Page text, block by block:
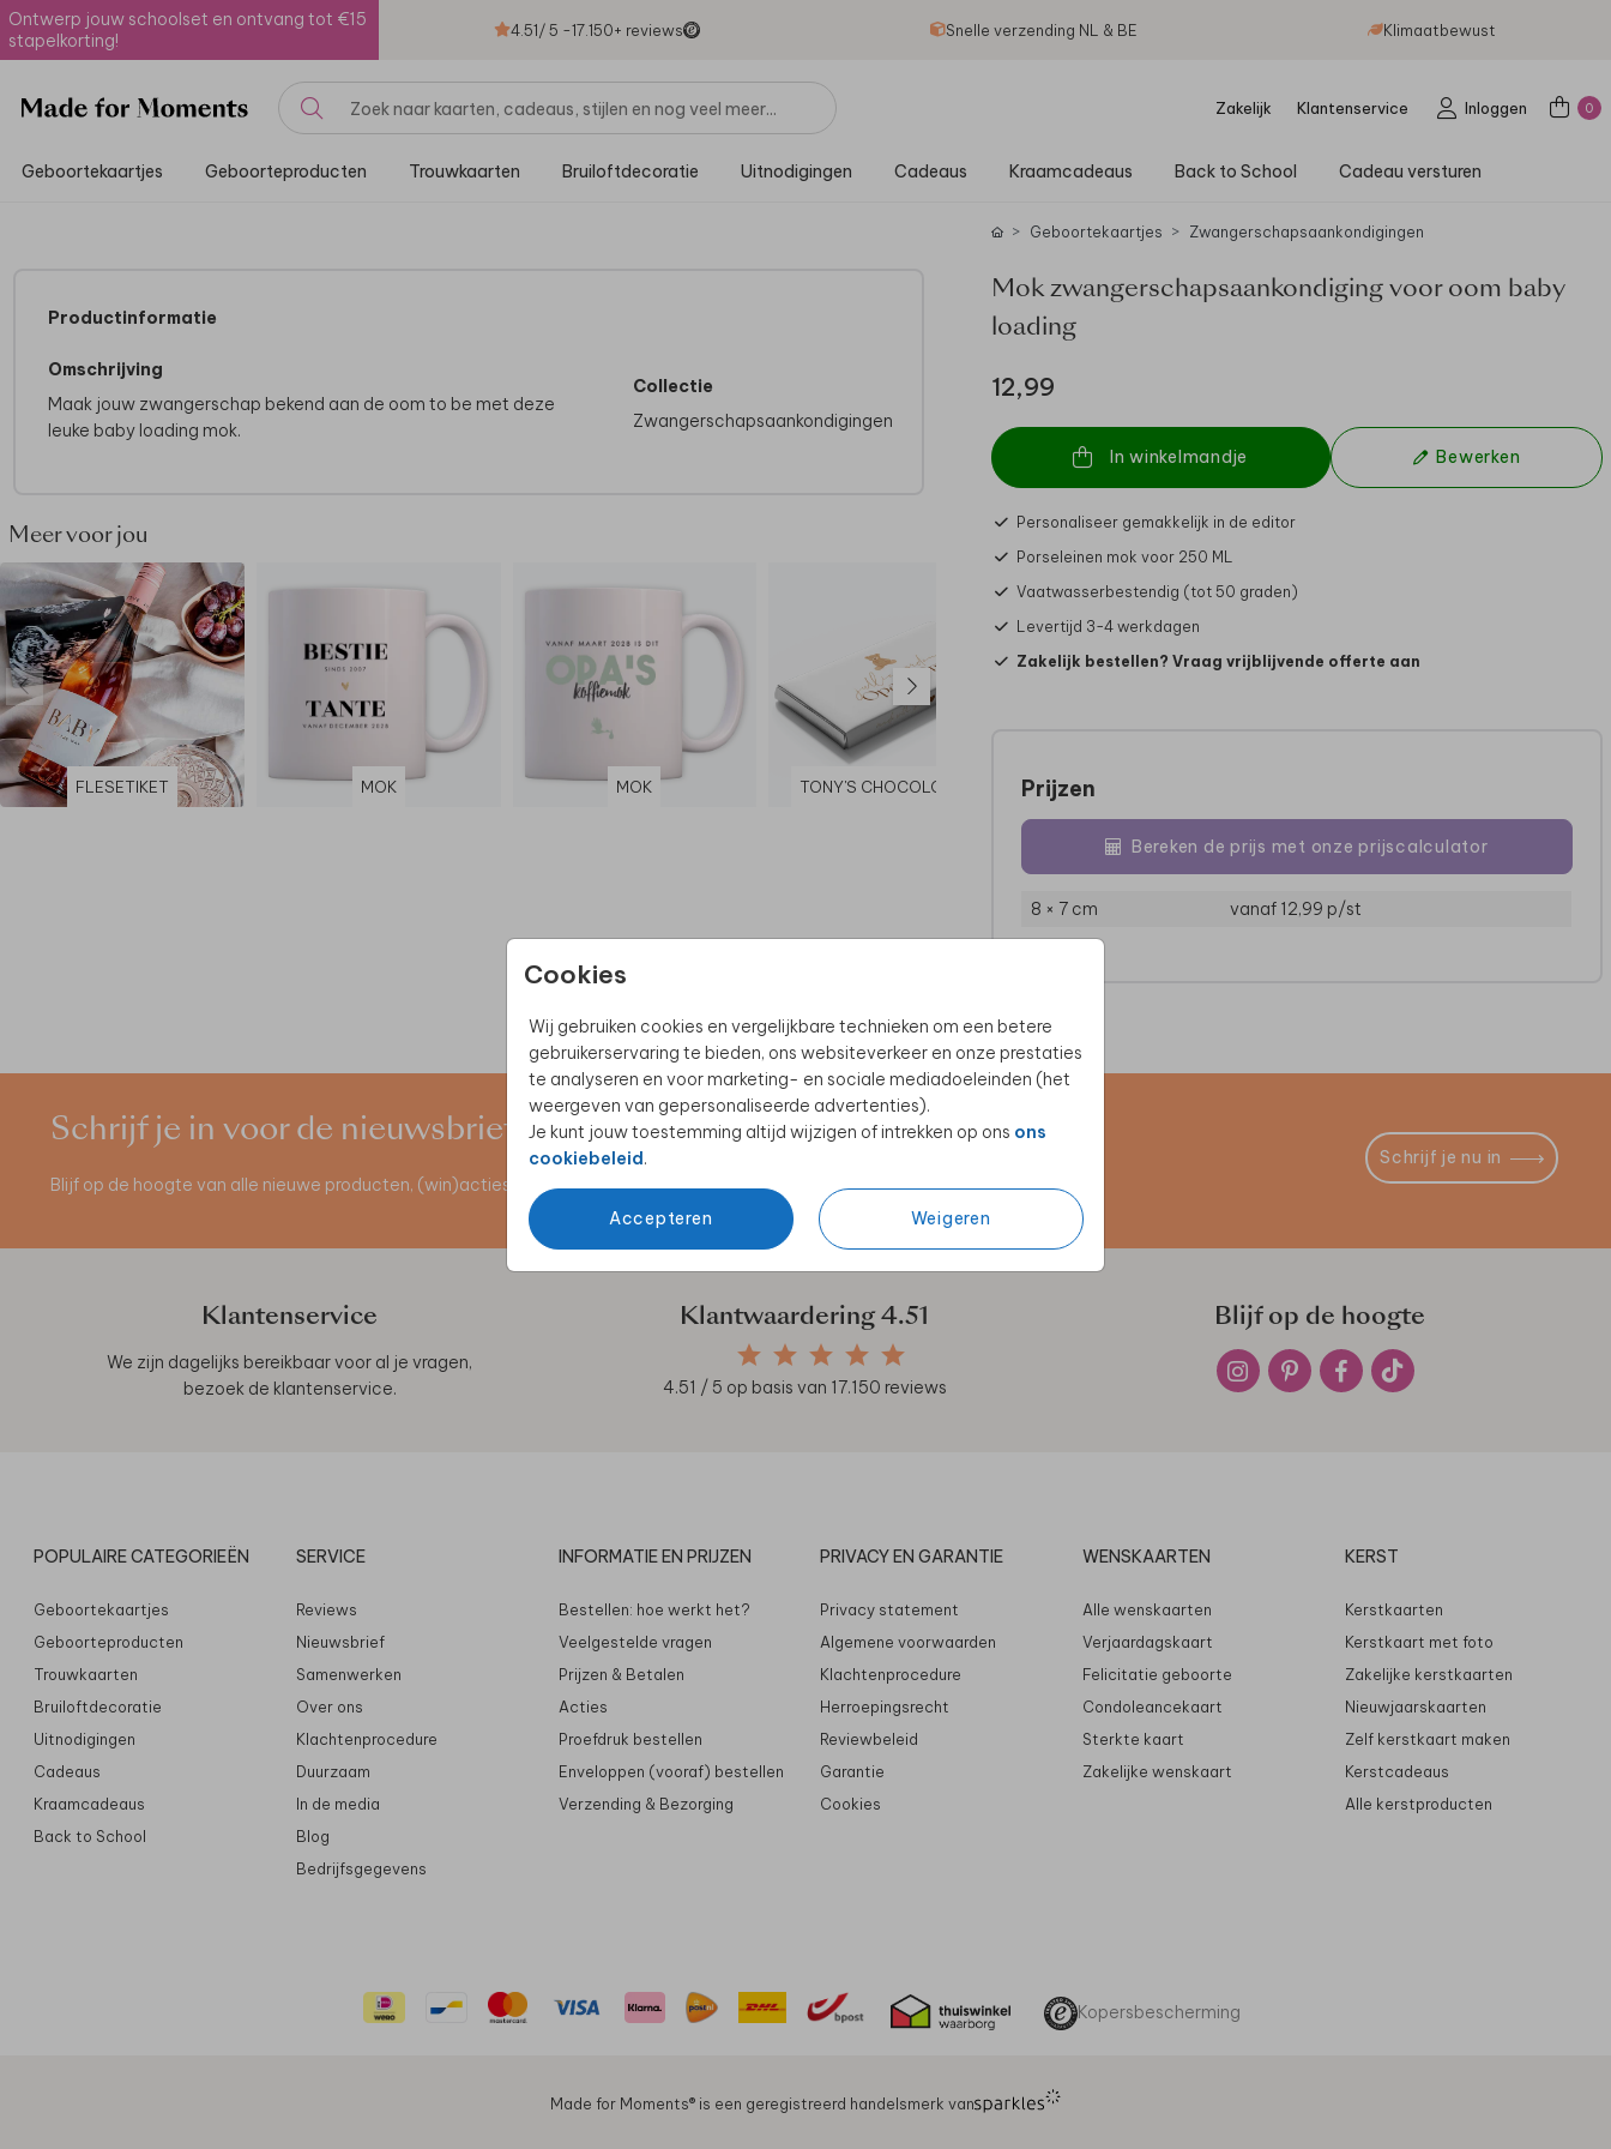
Ontwerp jouw schoolset en ontvang tot €15
stapelkorting!
4.51/ 5 -17.150+ reviews Snelle verzending NL & BE Klimaatbewust
Zakelijk Klantenservice Inloggen 0
Geboortekaartjes Geboorteproducten Trouwkaarten Bruiloftdecoratie Uitnodigingen Cadeaus Kraamcadeaus Back to School Cadeau versturen
Cookies
Wij gebruiken cookies en vergelijkbare technieken om een betere
gebruikerservaring te bieden, ons websiteverkeer en onze prestaties
te analyseren en voor marketing- en sociale mediadoeleinden (het
weergeven van gepersonaliseerde advertenties).
Je kunt jouw toestemming altijd wijzigen of intrekken op ons ons
cookiebeleid.
Accepteren Weigeren
Productinformatie
Omschrijving
Maak jouw zwangerschap bekend aan de oom to be met deze
leuke baby loading mok.
Collectie
Zwangerschapsaankondigingen
Meer voor jou
FLESETIKET MOK MOK TONY'S CHOCOLONELY
Geboortekaartjes Zwangerschapsaankondigingen
Mok zwangerschapsaankondiging voor oom baby
loading
12,99
In winkelmandje Bewerken
Personaliseer gemakkelijk in de editor
Porseleinen mok voor 250 ML
Vaatwasserbestendig (tot 50 graden)
Levertijd 3-4 werkdagen
Zakelijk bestellen? Vraag vrijblijvende offerte aan
Prijzen
Bereken de prijs met onze prijscalculator
8 × 7 cm vanaf 12,99 p/st
Schrijf je in voor de nieuwsbrief
Blijf op de hoogte van alle nieuwe producten, (win)acties en unieke samenwerkingen!
Schrijf je nu in
Klantenservice
We zijn dagelijks bereikbaar voor al je vragen,
bezoek de klantenservice.
Klantwaardering4.51
4.51 / 5 op basis van 17.150 reviews
Blijf op de hoogte
POPULAIRE CATEGORIEËN
Geboortekaartjes
Geboorteproducten
Trouwkaarten
Bruiloftdecoratie
Uitnodigingen
Cadeaus
Kraamcadeaus
Back to School
SERVICE
Reviews
Nieuwsbrief
Samenwerken
Over ons
Klachtenprocedure
Duurzaam
In de media
Blog
Bedrijfsgegevens
INFORMATIE EN PRIJZEN
Bestellen: hoe werkt het?
Veelgestelde vragen
Prijzen & Betalen
Acties
Proefdruk bestellen
Enveloppen (vooraf) bestellen
Verzending & Bezorging
PRIVACY EN GARANTIE
Privacy statement
Algemene voorwaarden
Klachtenprocedure
Herroepingsrecht
Reviewbeleid
Garantie
Cookies
WENSKAARTEN
Alle wenskaarten
Verjaardagskaart
Felicitatie geboorte
Condoleancekaart
Sterkte kaart
Zakelijke wenskaart
KERST
Kerstkaarten
Kerstkaart met foto
Zakelijke kerstkaarten
Nieuwjaarskaarten
Zelf kerstkaart maken
Kerstcadeaus
Alle kerstproducten
Kopersbescherming
Made for Moments®️ is een geregistreerd handelsmerk van